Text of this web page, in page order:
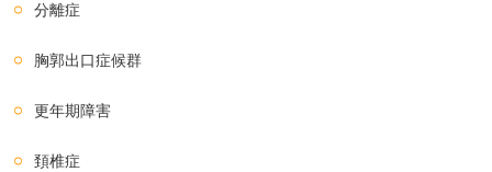
分離症
胸郭出口症候群
更年期障害
頚椎症